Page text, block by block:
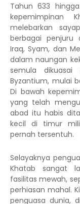
Tahun 633
kepemimpinan
melebarkan
berbagai penjuru
Iraq, Syam, dan
dalam naungan
semula
Byzantium, mulai
Di bawah
yang telah
abad itu habis
kecil di timur
pernah tersentuh.
Selayaknya
Khatab sangat
fasilitas mewah,
perhiasan mahal.
penguasa dunia,